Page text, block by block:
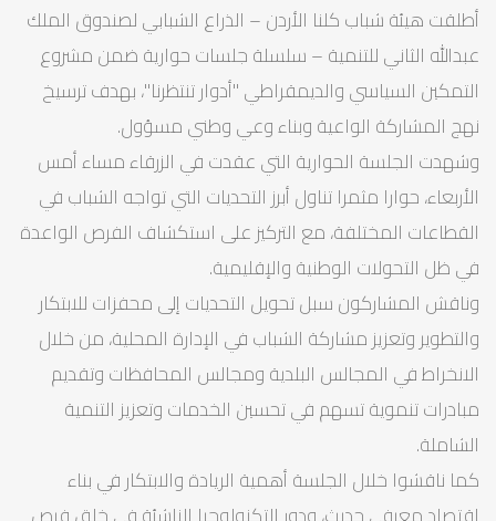
أطلقت هيئة شباب كلنا الأردن – الذراع الشبابي لصندوق الملك
عبدالله الثاني للتنمية – سلسلة جلسات حوارية ضمن مشروع
التمكين السياسي والديمقراطي "أدوار تنتظرنا"، بهدف ترسيخ
نهج المشاركة الواعية وبناء وعي وطني مسؤول.
وشهدت الجلسة الحوارية التي عقدت في الزرقاء مساء أمس
الأربعاء، حوارا مثمرا تناول أبرز التحديات التي تواجه الشباب في
القطاعات المختلفة، مع التركيز على استكشاف الفرص الواعدة
في ظل التحولات الوطنية والإقليمية.
وناقش المشاركون سبل تحويل التحديات إلى محفزات للابتكار
والتطوير وتعزيز مشاركة الشباب في الإدارة المحلية، من خلال
الانخراط في المجالس البلدية ومجالس المحافظات وتقديم
مبادرات تنموية تسهم في تحسين الخدمات وتعزيز التنمية
الشاملة.
كما ناقشوا خلال الجلسة أهمية الريادة والابتكار في بناء